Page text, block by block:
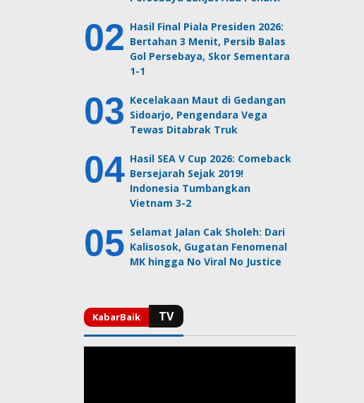
Hasil Final Piala Presiden 2026:
Bertahan 3 Menit, Persib Balas
Gol Persebaya, Skor Sementara
1-1
Kecelakaan Maut di Gedangan
Sidoarjo, Pengendara Vega
Tewas Ditabrak Truk
Hasil SEA V Cup 2026: Comeback
Bersejarah Sejak 2019!
Indonesia Tumbangkan
Vietnam 3-2
Selamat Jalan Cak Sholeh: Dari
Kalisosok, Gugatan Fenomenal
MK hingga No Viral No Justice